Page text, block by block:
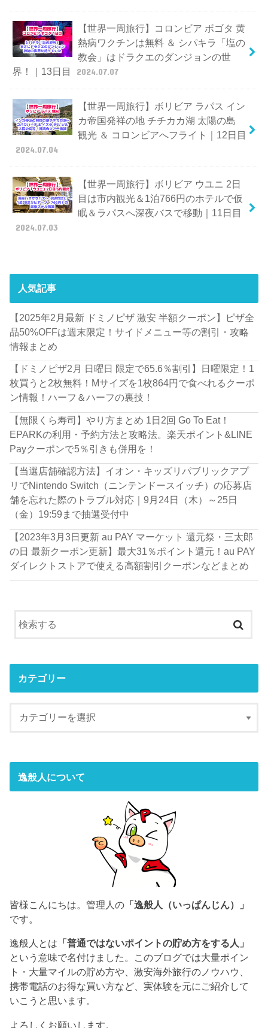
【世界一周旅行】コロンビア ボゴタ 黄
熱病ワクチンは無料 ＆ シパキラ「塩の
教会」はドラクエのダンジョンの世
界！｜13日目
2024.07.07
【世界一周旅行】ボリビア ラパス イン
カ帝国発祥の地 チチカカ湖 太陽の島
観光 ＆ コロンビアへフライト｜12日目
2024.07.04
【世界一周旅行】ボリビア ウユニ 2日
目は市内観光＆1泊766円のホテルで仮
眠＆ラパスへ深夜バスで移動｜11日目
2024.07.03
人気記事
【2025年2月最新 ドミノピザ 激安 半額クーポン】ピザ全
品50%OFFは週末限定！サイドメニュー等の割引・攻略
情報まとめ
【ドミノピザ2月 日曜日 限定で65.6％割引】日曜限定！1
枚買うと2枚無料！Mサイズを1枚864円で食べれるクーポ
ン情報！ハーフ＆ハーフの裏技！
【無限くら寿司】やり方まとめ 1日2回 Go To Eat！
EPARKの利用・予約方法と攻略法。楽天ポイント&LINE
Payクーポンで5％引きも併用を！
【当選店舗確認方法】イオン・キッズリパブリックアプ
リでNintendo Switch（ニンテンドースイッチ）の応募店
舗を忘れた際のトラブル対応｜9月24日（木）～25日
（金）19:59まで抽選受付中
【2023年3月3日更新 au PAY マーケット 還元祭・三太郎
の日 最新クーポン更新】最大31％ポイント還元！au PAY
ダイレクトストアで使える高額割引クーポンなどまとめ
カテゴリー
逸般人について
皆様こんにちは。管理人の 「逸般人（いっぱんじん）」
です。
逸般人とは 「普通ではないポイントの貯め方をする人」
という意味で名付けました。このブログでは大量ポイン
ト・大量マイルの貯め方や、激安海外旅行のノウハウ、
携帯電話のお得な買い方など、実体験を元にご紹介して
いこうと思います。
よろしくお願いします。